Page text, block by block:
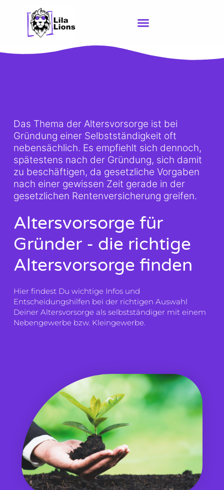
springen
Das Thema der Altersvorsorge ist bei
Gründung einer Selbstständigkeit oft
nebensächlich. Es empfiehlt sich dennoch,
spätestens nach der Gründung, sich damit
zu beschäftigen, da gesetzliche Vorgaben
nach einer gewissen Zeit gerade in der
gesetzlichen Rentenversicherung greifen.
Altersvorsorge für
Gründer - die richtige
Altersvorsorge finden
Hier findest Du wichtige Infos und
Entscheidungshilfen bei der richtigen Auswahl
Deiner Altersvorsorge als selbstständiger mit einem
Nebengewerbe bzw. Kleingewerbe.